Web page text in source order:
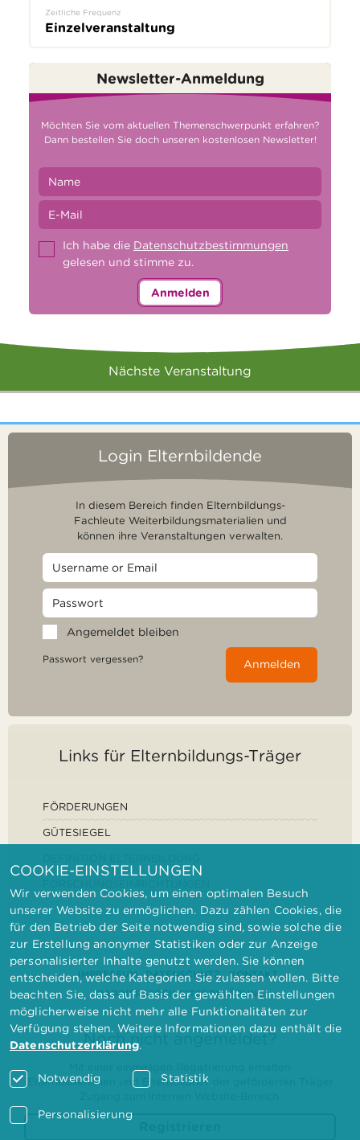
Zeitliche Frequenz
Einzelveranstaltung
Newsletter-Anmeldung
Möchten Sie vom aktuellen Themenschwerpunkt erfahren?
Dann bestellen Sie doch unseren kostenlosen Newsletter!
Ich habe die Datenschutzbestimmungen
gelesen und stimme zu.
Anmelden
Nächste Veranstaltung
Login Elternbildende
In diesem Bereich finden Elternbildungs-
Fachleute Weiterbildungsmaterialien und
können ihre Veranstaltungen verwalten.
Angemeldet bleiben
Passwort vergessen? Anmelden
Links für Elternbildungs-Träger
FÖRDERUNGEN
GÜTESIEGEL
IMPRESSUM DATENSCHUTZ
KONTAKT
BARRIEREFREIHEITSERKLÄRUNG
Noch nicht angemeldet?
Elternbilderinnen und Elternbildner der geförderten Träger
COOKIE-EINSTELLUNGEN
Wir verwenden Cookies, um einen optimalen Besuch
unserer Website zu ermöglichen. Dazu zählen Cookies, die
für den Betrieb der Seite notwendig sind, sowie solche die
zur Erstellung anonymer Statistiken oder zur Anzeige
personalisierter Inhalte genutzt werden. Sie können
entscheiden, welche Kategorien Sie zulassen wollen. Bitte
beachten Sie, dass auf Basis der gewählten Einstellungen
möglicherweise nicht mehr alle Funktionalitäten zur
Verfügung stehen. Weitere Informationen dazu enthält die
Datenschutzerklärung.
Notwendig Statistik
Personalisierung